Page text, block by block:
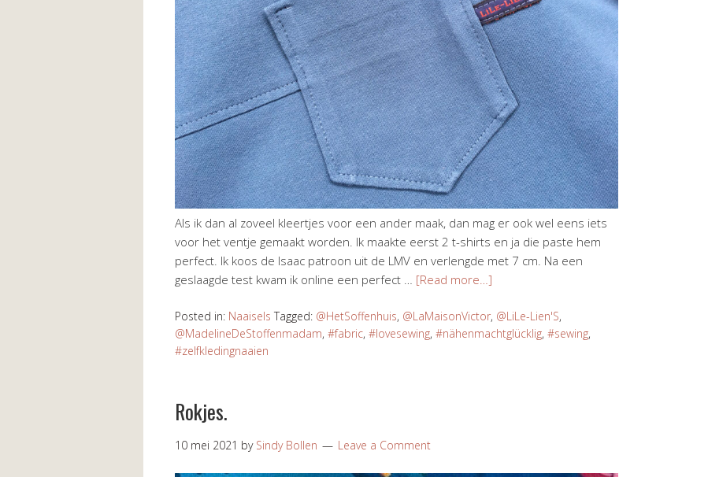
Als ik dan al zoveel kleertjes voor een ander maak, dan mag er ook wel eens iets
voor het ventje gemaakt worden. Ik maakte eerst 2 t-shirts en ja die paste hem
perfect. Ik koos de Isaac patroon uit de LMV en verlengde met 7 cm. Na een
geslaagde test kwam ik online een perfect … [Read more…]
Posted in: Naaisels Tagged: @HetSoffenhuis, @LaMaisonVictor, @LiLe-Lien'S,
@MadelineDeStoffenmadam, #fabric, #lovesewing, #nähenmachtglücklig, #sewing,
#zelfkledingnaaien
Rokjes.
10 mei 2021 by Sindy Bollen Leave a Comment